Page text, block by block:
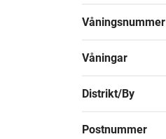
Våningsnummer
Våningar
Distrikt/By
Postnummer